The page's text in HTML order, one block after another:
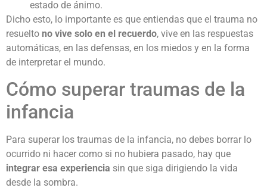
estado de ánimo.
Dicho esto, lo importante es que entiendas que el trauma no
resuelto no vive solo en el recuerdo, vive en las respuestas
automáticas, en las defensas, en los miedos y en la forma
de interpretar el mundo.
Cómo superar traumas de la
infancia
Para superar los traumas de la infancia, no debes borrar lo
ocurrido ni hacer como si no hubiera pasado, hay que
integrar esa experiencia sin que siga dirigiendo la vida
desde la sombra.